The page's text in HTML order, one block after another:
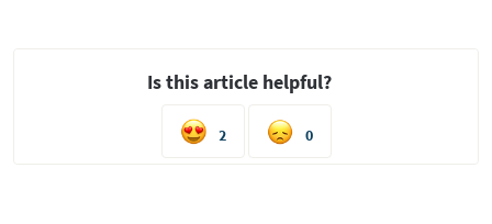
Is this article helpful?
2 0